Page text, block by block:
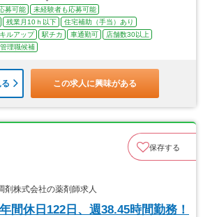
募可能
未経験者も応募可能
残業月10ｈ以下
住宅補助（手当）あり
ルアップ 駅チカ 車通勤可
店舗数30以上
管理職候補
この求人に興味がある
保存する
株式会社の薬剤師求人
間休日122日、週38.45時間勤務！